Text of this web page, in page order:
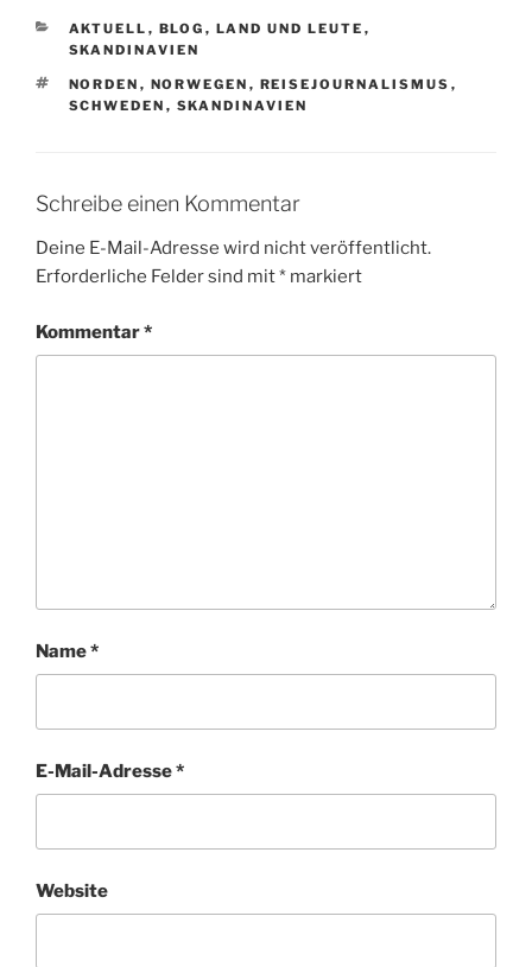
KATEGORIEN
AKTUELL , BLOG , LAND UND LEUTE ,
SKANDINAVIEN
SCHLAGWÖRTER
NORDEN , NORWEGEN , REISEJOURNALISMUS ,
SCHWEDEN , SKANDINAVIEN
Schreibe einen Kommentar
Deine E-Mail-Adresse wird nicht veröffentlicht.
Erforderliche Felder sind mit* markiert
Kommentar*
Name*
E-Mail-Adresse*
Website